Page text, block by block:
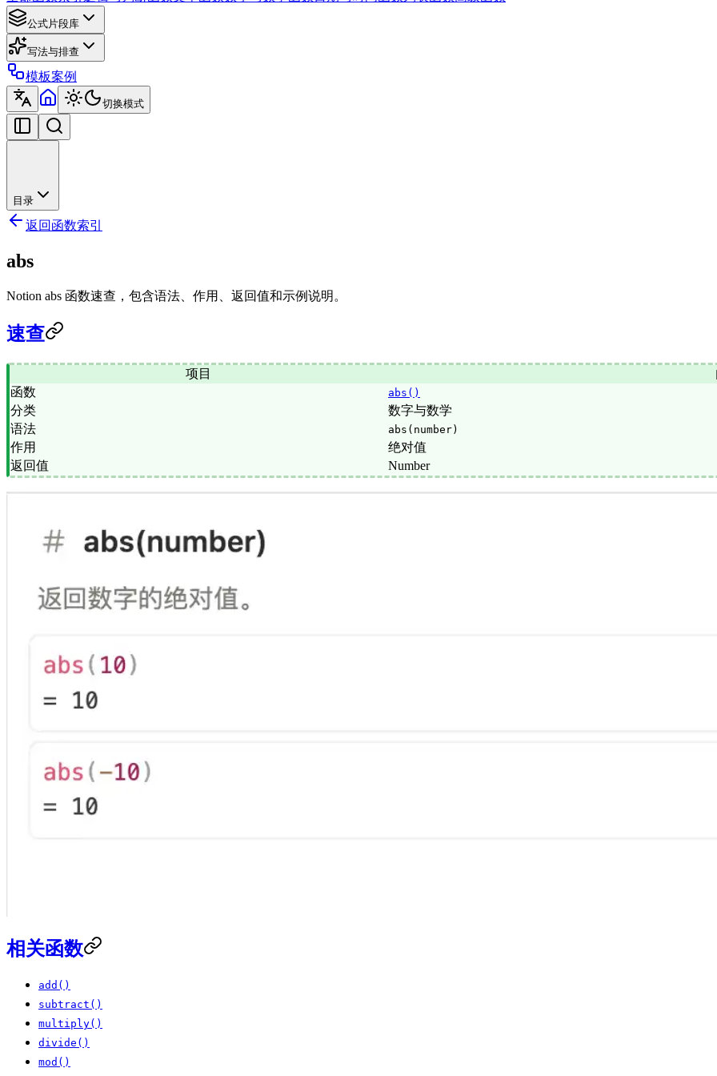
公式片段库
写法与排查
模板案例
切换模式
目录
返回函数索引
abs
Notion abs 函数速查，包含语法、作用、返回值和示例说明。
速查
项目
函数
abs()
分类
数字与数学
语法
abs(number)
作用
绝对值
返回值
Number
相关函数
add()
subtract()
multiply()
divide()
mod()